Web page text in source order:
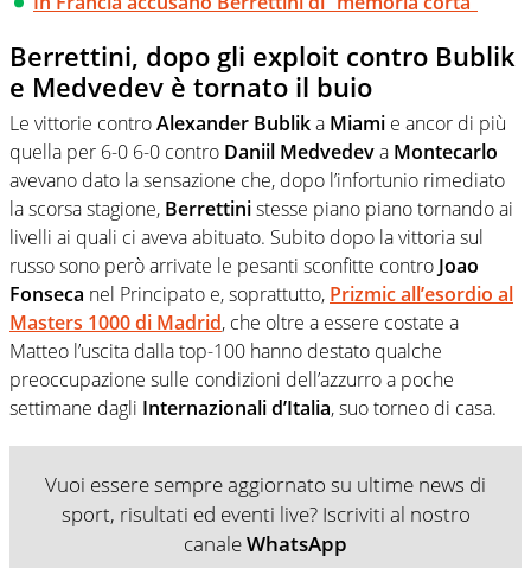
Berrettini, dopo gli exploit contro Bublik
e Medvedev è tornato il buio
Le vittorie controAlexander Bublika Miami e ancor di più
quella per 6-0 6-0 contro Daniil Medvedeva Montecarlo
avevano dato la sensazione che, dopo l’infortunio rimediato
la scorsa stagione, Berrettinistesse piano piano tornando ai
livelli ai quali ci aveva abituato. Subito dopo la vittoria sul
russo sono però arrivate le pesanti sconfitte contro Joao
Fonseca nel Principato e, soprattutto, Prizmicall’esordio al
Masters 1000 di Madrid, che oltre a essere costate a
Matteo l’uscita dalla top-100 hanno destato qualche
preoccupazione sulle condizioni dell’azzurro a poche
settimane dagli Internazionali d’Italia, suo torneo di casa.
Vuoi essere sempre aggiornato su ultime news di
sport, risultati ed eventi live? Iscriviti al nostro
canaleWhatsApp